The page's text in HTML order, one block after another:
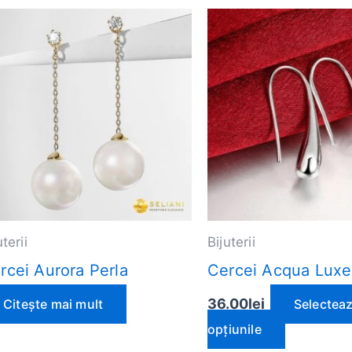
Aurora Perla
Citește mai mult
Bijuterii
Cercei Acqua Luxe
36.00lei
opțiunile
Acest
produs
are
mai
multe
variații.
Opțiunile
pot
fi
în
pagina